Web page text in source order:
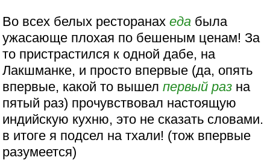
Во всех белых ресторанахеда была
ужасающе плохая по бешеным ценам! За
то пристрастился к одной дабе, на
Лакшманке, и просто впервые (да, опять
впервые, какой то вышелпервый раз на
пятый раз) прочувствовал настоящую
индийскую кухню, это не сказать словами.
в итоге я подсел на тхали! (тож впервые
разумеется)